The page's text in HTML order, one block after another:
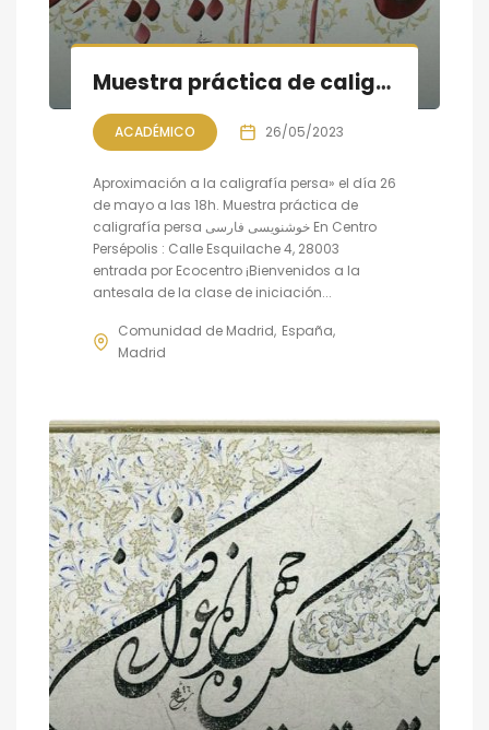
Muestra práctica de caligrafía persa, sesión VI
ACADÉMICO 26/05/2023
Aproximación a la caligrafía persa» el día 26
de mayo a las 18h. Muestra práctica de
caligrafía persa خوشنویسی فارسی En Centro
Persépolis : Calle Esquilache 4, 28003
entrada por Ecocentro ¡Bienvenidos a la
antesala de la clase de iniciación...
Comunidad de Madrid España
Madrid